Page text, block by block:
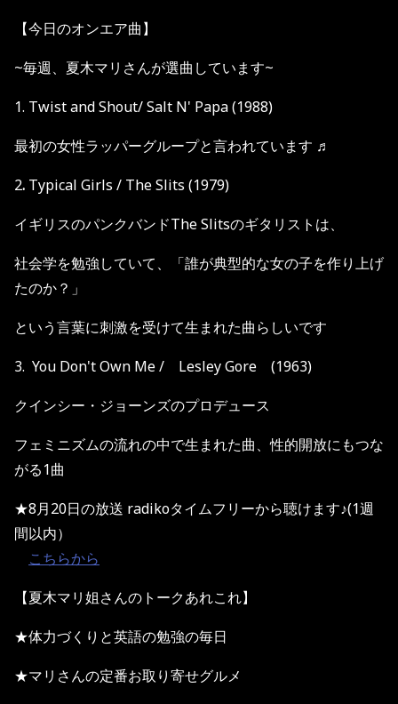
【今日のオンエア曲】
~毎週、夏木マリさんが選曲しています~
1. Twist and Shout/ Salt N' Papa (1988)
最初の女性ラッパーグループと言われています ♬
2. Typical Girls / The Slits (1979)
イギリスのパンクバンドThe Slitsのギタリストは、
社会学を勉強していて、「誰が典型的な女の子を作り上げ
たのか？」
という言葉に刺激を受けて生まれた曲らしいです
3. You Don't Own Me / Lesley Gore (1963)
クインシー・ジョーンズのプロデュース
フェミニズムの流れの中で生まれた曲、性的開放にもつな
がる1曲
★8月20日の放送 radikoタイムフリーから聴けます♪(1週
間以内）
こちらから
【夏木マリ姐さんのトークあれこれ】
★体力づくりと英語の勉強の毎日
★マリさんの定番お取り寄せグルメ